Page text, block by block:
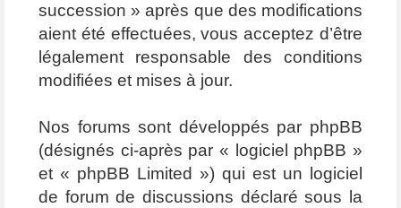
succession » après que des modifications
aient été effectuées, vous acceptez d’être
légalement responsable des conditions
modifiées et mises à jour.
Nos forums sont développés par phpBB
(désignés ci-après par « logiciel phpBB »
et « phpBB Limited ») qui est un logiciel
de forum de discussions déclaré sous la